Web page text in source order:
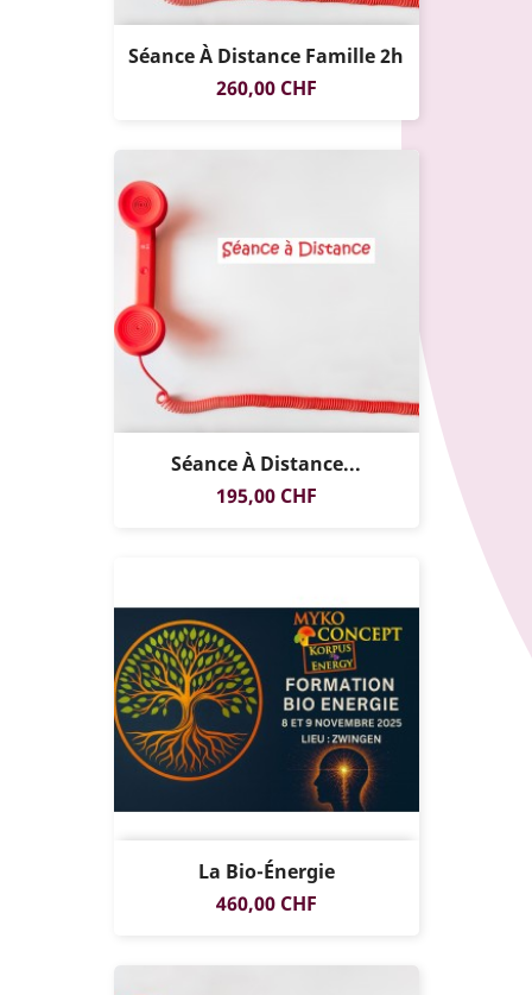
Séance À Distance Famille 2h
Prix
260,00 CHF
WEB !
Séance À Distance...
Prix
195,00 CHF
EXCLUSIVITÉ
WEB !
La Bio-Énergie
Prix
460,00 CHF